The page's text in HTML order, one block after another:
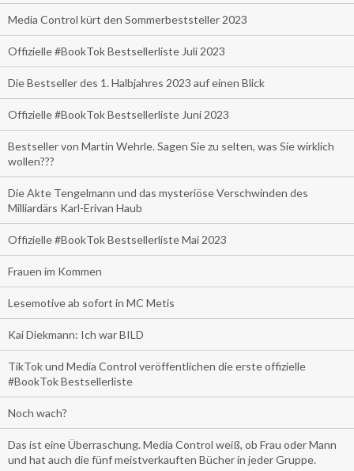
Media Control kürt den Sommerbeststeller 2023
Offizielle #BookTok Bestsellerliste Juli 2023
Die Bestseller des 1. Halbjahres 2023 auf einen Blick
Offizielle #BookTok Bestsellerliste Juni 2023
Bestseller von Martin Wehrle. Sagen Sie zu selten, was Sie wirklich
wollen???
Die Akte Tengelmann und das mysteriöse Verschwinden des
Milliardärs Karl-Erivan Haub
Offizielle #BookTok Bestsellerliste Mai 2023
Frauen im Kommen
Lesemotive ab sofort in MC Metis
Kai Diekmann: Ich war BILD
TikTok und Media Control veröffentlichen die erste offizielle
#BookTok Bestsellerliste
Noch wach?
Das ist eine Überraschung. Media Control weiß, ob Frau oder Mann
und hat auch die fünf meistverkauften Bücher in jeder Gruppe.